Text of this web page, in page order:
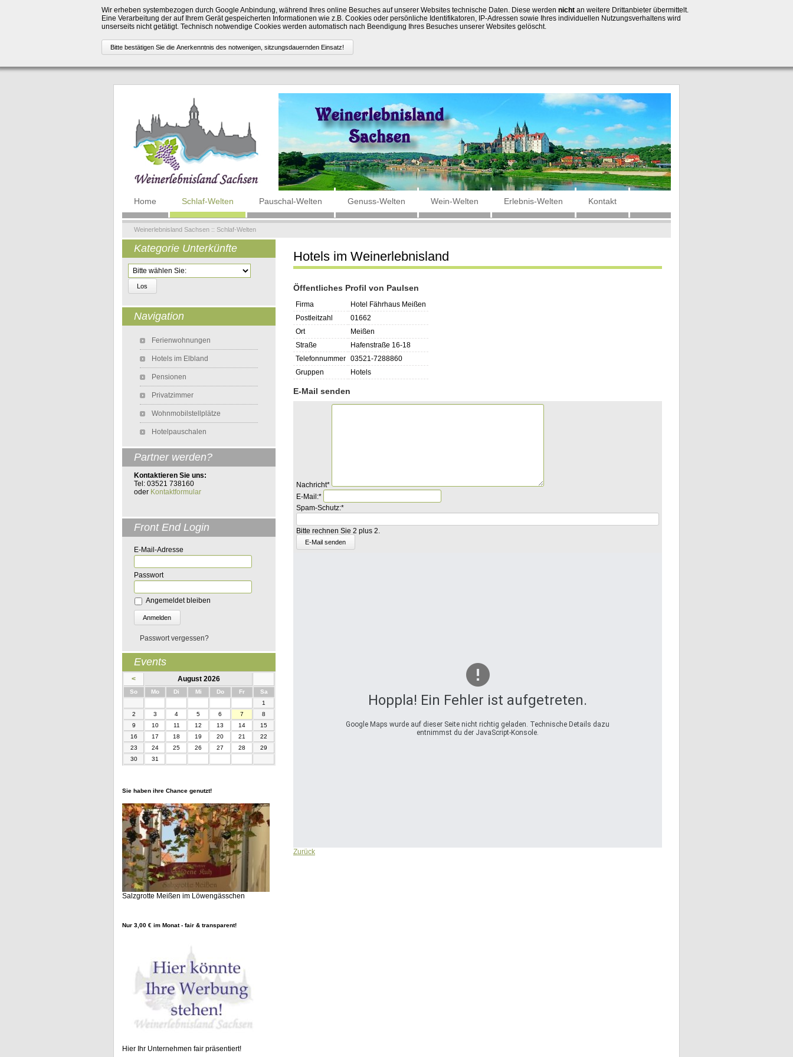
Wir erheben systembezogen durch Google Anbindung, während Ihres online Besuches auf unserer Websites technische Daten. Diese werden nicht an weitere Drittanbieter übermittelt.
Eine Verarbeitung der auf Ihrem Gerät gespeicherten Informationen wie z.B. Cookies oder persönliche Identifikatoren, IP-Adressen sowie Ihres individuellen Nutzungsverhaltens wird
unserseits nicht getätigt. Technisch notwendige Cookies werden automatisch nach Beendigung Ihres Besuches unserer Websites gelöscht.
Navigation
überspringen
Home Schlaf-Welten Pauschal-Welten Genuss-Welten Wein-Welten Erlebnis-Welten Kontakt
Weinerlebnisland Sachsen :: Schlaf-Welten
Hotels im Weinerlebnisland
Öffentliches Profil von Paulsen
Firma
Hotel Fährhaus Meißen
Postleitzahl
01662
Ort
Meißen
Straße
Hafenstraße 16-18
Telefonnummer 03521-7288860
Gruppen
Hotels
E-Mail senden
Nachricht*
Pflichtfeld
E-Mail:*
Pflichtfeld
Spam-Schutz:*Bitte
rechnen
Sie
3
plus
9.
Bitte rechnen Sie 2 plus 2.
Hoppla! Ein Fehler ist aufgetreten.
Google Maps wurde auf dieser Seite nicht richtig geladen. Technische Details dazu
entnimmst du der JavaScript-Konsole.
Zurück
Kategorie Unterkünfte
Zielseite
Navigation
Ferienwohnungen
Hotels im Elbland
Pensionen
Privatzimmer
Wohnmobilstellplätze
Hotelpauschalen
Partner werden?
Kontaktieren Sie uns:
Tel: 03521 738160
oder Kontaktformular
Front End Login
E-Mail-Adresse
Passwort
Angemeldet bleiben
Passwort vergessen?
Events
< August 2026
SonntagMontag Di enstagMittwochDonnerstag
Freitag Samstag
1
2
3 4 5 6 7
8
9
10 11 12 13 14
15
16
17 18 19 20 21
22
23
24 25 26 27 28
29
30
31
Sie haben ihre Chance genutzt!
Salzgrotte Meißen im Löwengässchen
Nur 3,00 € im Monat - fair & transparent!
Hier Ihr Unternehmen fair präsentiert!